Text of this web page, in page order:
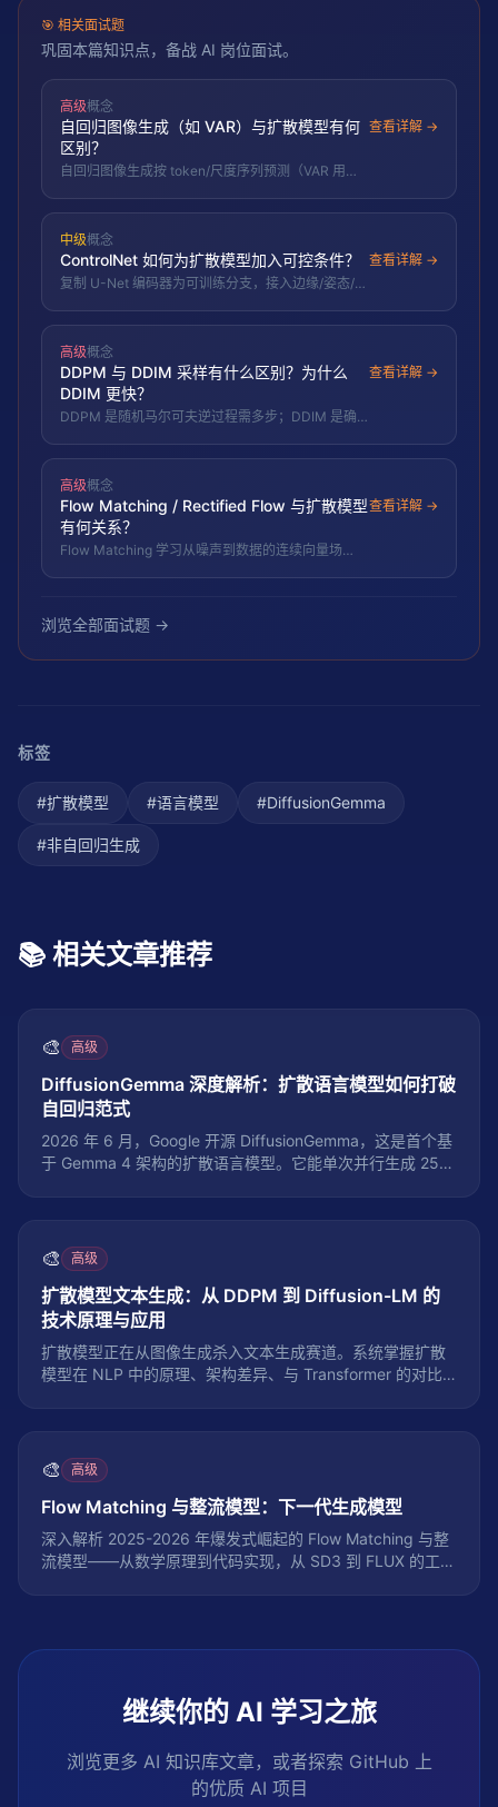
🎯 相关面试题
巩固本篇知识点，备战 AI 岗位面试。
高级概念
自回归图像生成（如 VAR）与扩散模型有何
区别？
自回归图像生成按 token/尺度序列预测（VAR 用
查看详解 →
中级概念
ControlNet 如何为扩散模型加入可控条件？
复制 U-Net 编码器为可训练分支，接入边缘/姿态/深
查看详解 →
高级概念
DDPM 与 DDIM 采样有什么区别？为什么
DDIM 更快？
DDPM 是随机马尔可夫逆过程需多步；DDIM 是确
查看详解 →
高级概念
Flow Matching / Rectified Flow 与扩散模型
有何关系？
Flow Matching 学习从噪声到数据的连续向量场
查看详解 →
浏览全部面试题 →
标签
#扩散模型 #语言模型 #DiffusionGemma
#非自回归生成
📚 相关文章推荐
🎨 高级
DiffusionGemma 深度解析：扩散语言模型如何打破
自回归范式
2026 年 6 月，Google 开源 DiffusionGemma，这是首个基
于 Gemma 4 架构的扩散语言模型。它能单次并行生成 256
🎨 高级
扩散模型文本生成：从 DDPM 到 Diffusion-LM 的
技术原理与应用
扩散模型正在从图像生成杀入文本生成赛道。系统掌握扩散
模型在 NLP 中的原理、架构差异、与 Transformer 的对比
🎨 高级
Flow Matching 与整流模型：下一代生成模型
深入解析 2025-2026 年爆发式崛起的 Flow Matching 与整
流模型——从数学原理到代码实现，从 SD3 到 FLUX 的工业
继续你的 AI 学习之旅
浏览更多 AI 知识库文章，或者探索 GitHub 上
的优质 AI 项目